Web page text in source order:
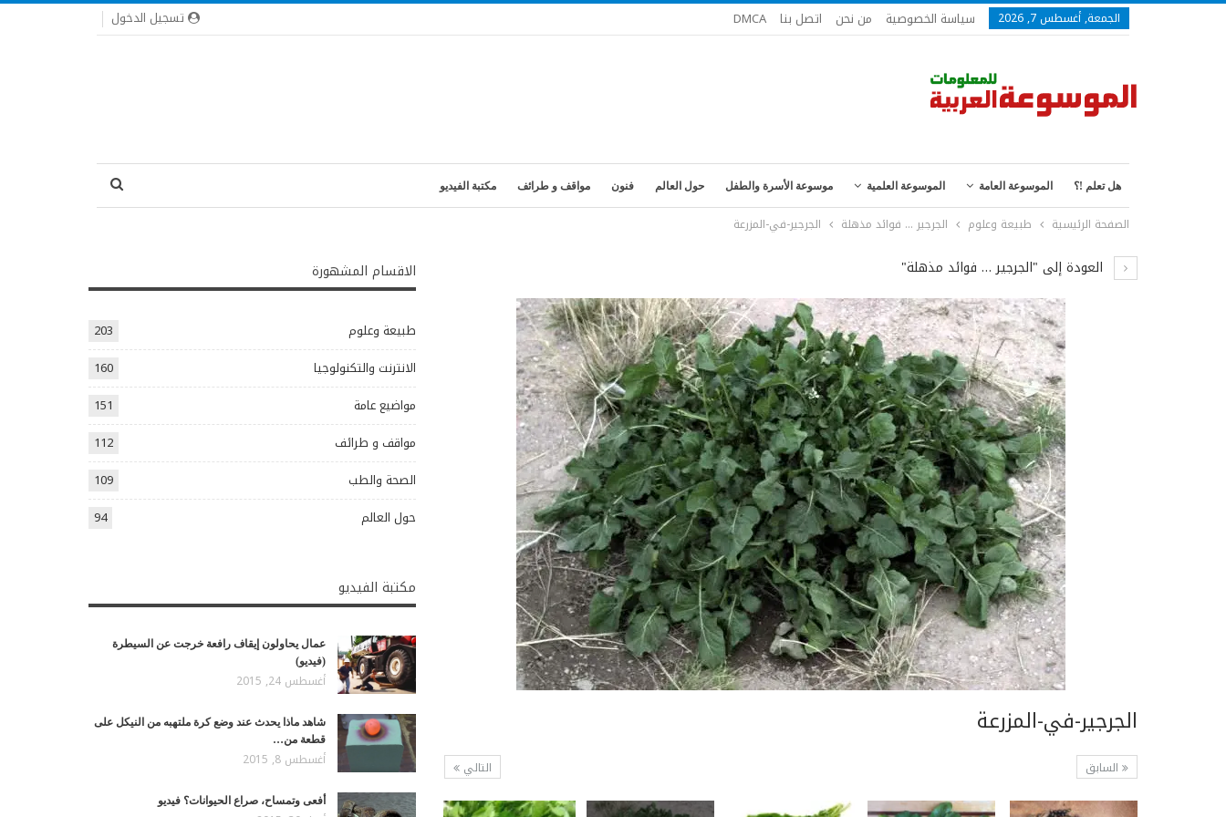
تسجيل الدخول الجمعة, أغسطس 7, 2026 سياسة الخصوصية من نحن اتصل بنا DMCA
هل تعلم !؟ الموسوعة العامة الموسوعة العلمية موسوعة الأسرة والطفل حول العالم فنون مواقف و طرائف مكتبة الفيديو
الصفحة الرئيسية طبيعة وعلوم الجرجير … فوائد مذهلة الجرجير-في-المزرعة
العودة إلى "الجرجير … فوائد مذهلة"
الجرجير-في-المزرعة
التالي السابق
الاقسام المشهورة
طبيعة وعلوم
203
الانترنت والتكنولوجيا
160
مواضيع عامة
151
مواقف و طرائف
112
الصحة والطب
109
حول العالم
94
مكتبة الفيديو
عمال يحاولون إيقاف رافعة خرجت عن السيطرة
(فيديو)
أغسطس 24, 2015
شاهد ماذا يحدث عند وضع كرة ملتهبه من النيكل على
قطعة من…
أغسطس 8, 2015
أفعى وتمساح، صراع الحيوانات؟ فيديو